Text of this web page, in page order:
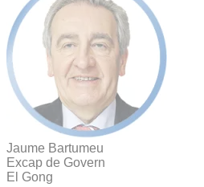
Jaume Bartumeu
Excap de Govern
El Gong